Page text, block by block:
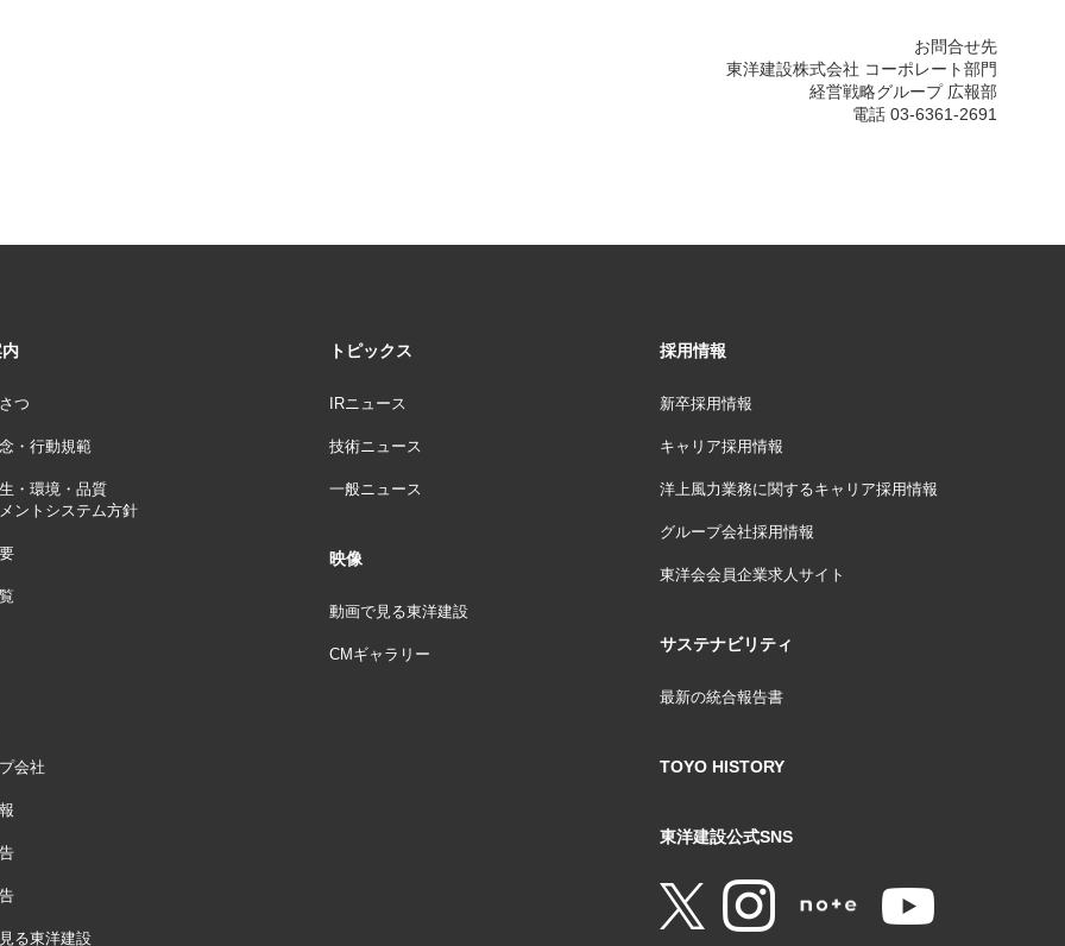
お問合せ先
東洋建設株式会社 コーポレート部門
経営戦略グループ 広報部
電話 03-6361-2691
つ
・行動規範
・環境・品質
ントシステム方針
会社
る東洋建設
トピックス
IRニュース
技術ニュース
一般ニュース
映像
動画で見る東洋建設
CMギャラリー
採用情報
新卒採用情報
キャリア採用情報
洋上風力業務に関するキャリア採用情報
グループ会社採用情報
東洋会会員企業求人サイト
サステナビリティ
最新の統合報告書
TOYO HISTORY
東洋建設公式SNS